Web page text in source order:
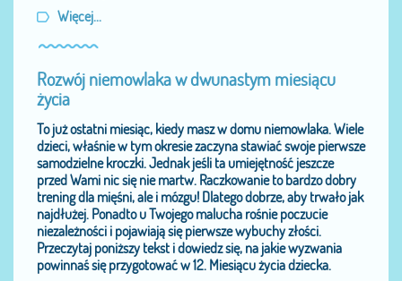
Więcej...
Rozwój niemowlaka w dwunastym miesiącu
życia
To już ostatni miesiąc, kiedy masz w domu niemowlaka. Wiele
dzieci, właśnie w tym okresie zaczyna stawiać swoje pierwsze
samodzielne kroczki. Jednak jeśli ta umiejętność jeszcze
przed Wami nic się nie martw. Raczkowanie to bardzo dobry
trening dla mięśni, ale i mózgu! Dlatego dobrze, aby trwało jak
najdłużej. Ponadto u Twojego malucha rośnie poczucie
niezależności i pojawiają się pierwsze wybuchy złości.
Przeczytaj poniższy tekst i dowiedz się, na jakie wyzwania
powinnaś się przygotować w 12. Miesiącu życia dziecka.